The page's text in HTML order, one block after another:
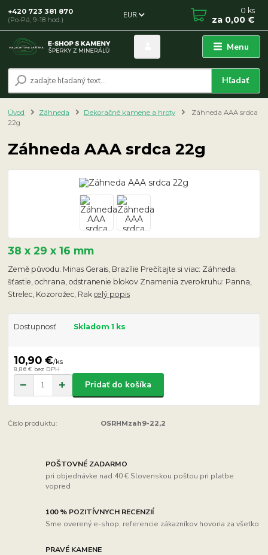
Menu
EUR
Hľadať
+420 723 381 870
(Po-Pá, 9-18 hod.)
0 ks
za 0,00 €
Úvod Záhneda Dekoračné kamene a hroty
Záhneda AAA srdca
22g
Záhneda AAA srdca 22g
38 x 29 x 16 mm
Země původu: Minas Gerais, Brazílie Prečítajte si viac: Záhneda:
šťastie, ochrana, odstranenie blokov Znamenia zverokruhu: Panna,
Strelec, Kozorožec, Rakcelý popis
Dostupnosť Skladom 1 ks
10,90 €/ks
8,86 € bez DPH
Pridať do košíka
Číslo produktu: OSRHMzah9-22,2
POŠTOVNÉ ZADARMO
pri objednávke nad 40 € Slovenskou poštou pri platbe
vopred
100 % POZITÍVNYCH RECENZIÍ
Sme overený e-shop, referencie zákazníkov hovoria za všetko
PRAVÉ KAMENE